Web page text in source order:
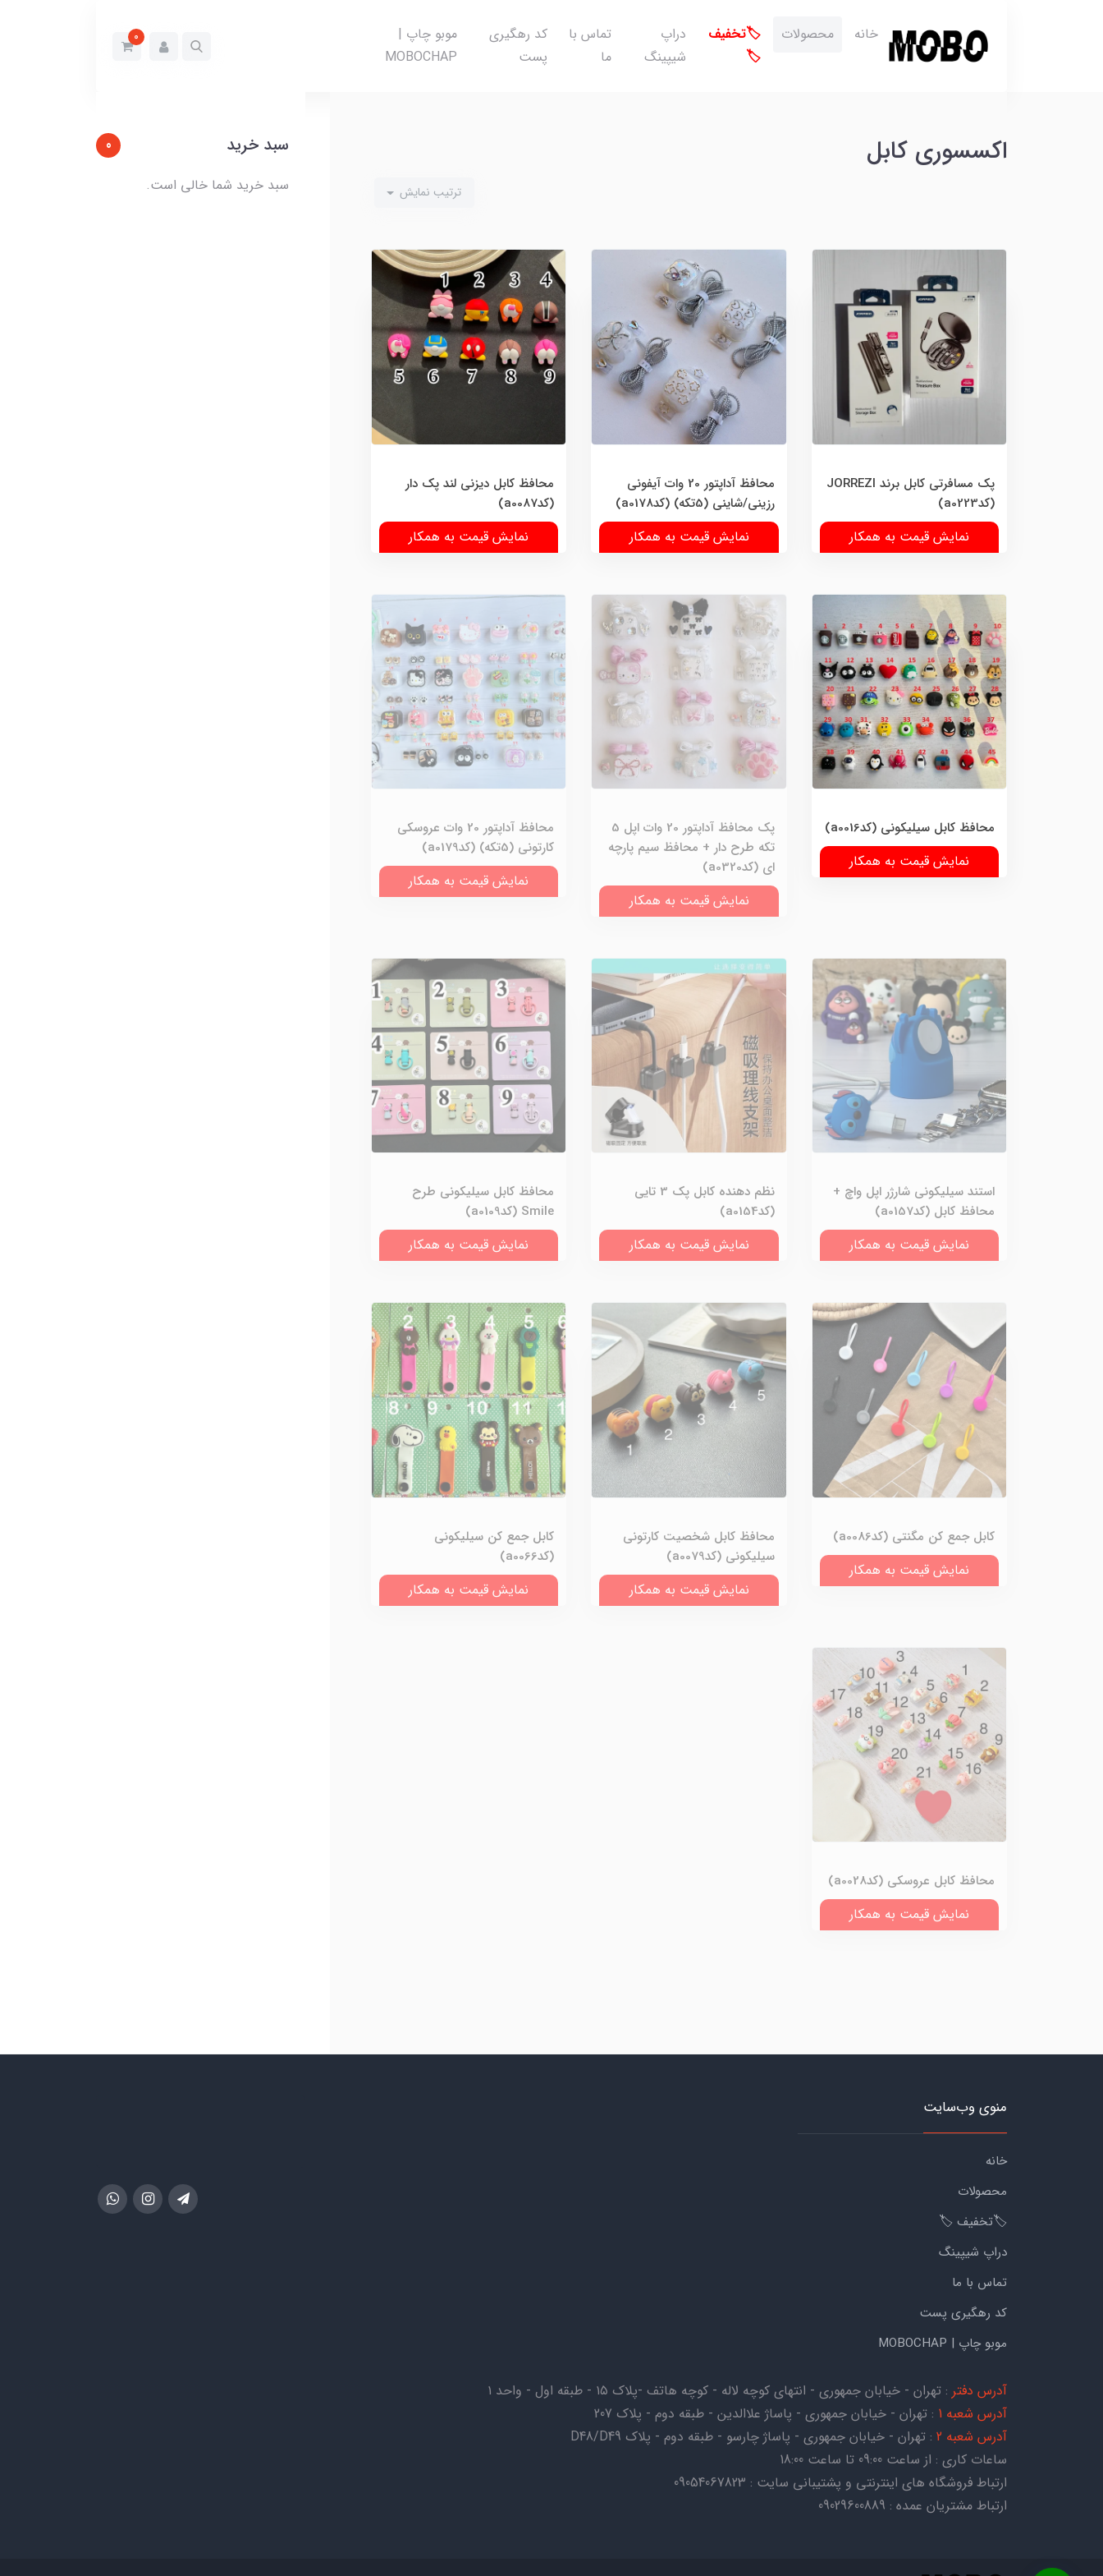
خانه محصولات
🏷️تخفیف
🏷️
دراپ
شیپینگ
تماس با
ما
کد رهگیری
پست
موبو چاپ |
MOBOCHAP
0
اکسسوری کابل
ترتیب نمایش
پک مسافرتی کابل برند JORREZI
(کدa0223)
نمایش قیمت به همکار
محافظ آداپتور 20 وات آیفونی
رزینی/شاینی (5تکه) (کدa0178)
نمایش قیمت به همکار
محافظ کابل دیزنی لند پک دار
(کدa0087)
نمایش قیمت به همکار
محافظ کابل سیلیکونی (کدa0016)
نمایش قیمت به همکار
پک محافظ آداپتور 20 وات اپل 5
تکه طرح دار + محافظ سیم پارچه
ای (کدa0320)
نمایش قیمت به همکار
محافظ آداپتور 20 وات عروسکی
کارتونی (5تکه) (کدa0179)
نمایش قیمت به همکار
استند سیلیکونی شارژر اپل واچ +
محافظ کابل (کدa0157)
نمایش قیمت به همکار
نظم دهنده کابل پک 3 تایی
(کدa0154)
نمایش قیمت به همکار
محافظ کابل سیلیکونی طرح
Smile (کدa0109)
نمایش قیمت به همکار
کابل جمع کن مگنتی (کدa0086)
نمایش قیمت به همکار
محافظ کابل شخصیت کارتونی
سیلیکونی (کدa0079)
نمایش قیمت به همکار
کابل جمع کن سیلیکونی
(کدa0066)
نمایش قیمت به همکار
محافظ کابل عروسکی (کدa0028)
نمایش قیمت به همکار
سبد خرید
0
سبد خرید شما خالی است.
منوی وب‌سایت
خانه
محصولات
🏷️تخفیف 🏷️
دراپ شیپینگ
تماس با ما
کد رهگیری پست
موبو چاپ | MOBOCHAP
آدرس دفتر : تهران - خیابان جمهوری - انتهای کوچه لاله - کوچه هاتف -پلاک ۱۵ - طبقه اول - واحد ۱
آدرس شعبه 1
: تهران - خیابان جمهوری - پاساژ علاالدین - طبقه دوم - پلاک 207
آدرس شعبه 2
: تهران - خیابان جمهوری - پاساژ چارسو - طبقه دوم - پلاک D48/D49
ساعات کاری : از ساعت 09:00 تا ساعت 18:00
ارتباط فروشگاه های اینترنتی و پشتیبانی سایت : 09054067823
ارتباط مشتریان عمده : 09029600889